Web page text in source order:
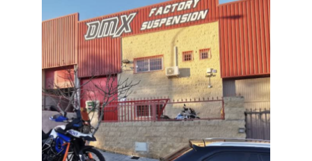
Áreas
Sede Electrónica
Contacto